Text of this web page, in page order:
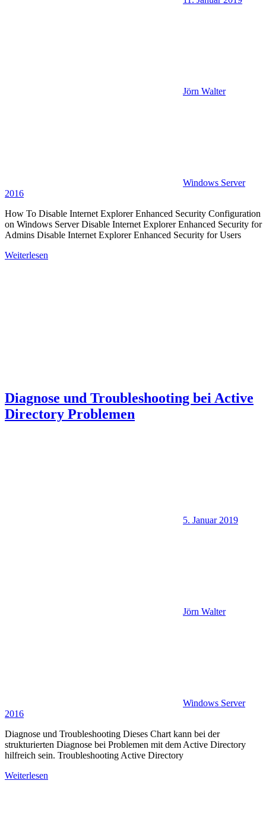
Jörn Walter
Windows Server
2016
How To Disable Internet Explorer Enhanced Security Configuration
on Windows Server Disable Internet Explorer Enhanced Security for
Admins Disable Internet Explorer Enhanced Security for Users
Weiterlesen
Diagnose und Troubleshooting bei Active
Directory Problemen
5. Januar 2019
Jörn Walter
Windows Server
2016
Diagnose und Troubleshooting Dieses Chart kann bei der
strukturierten Diagnose bei Problemen mit dem Active Directory
hilfreich sein. Troubleshooting Active Directory
Weiterlesen